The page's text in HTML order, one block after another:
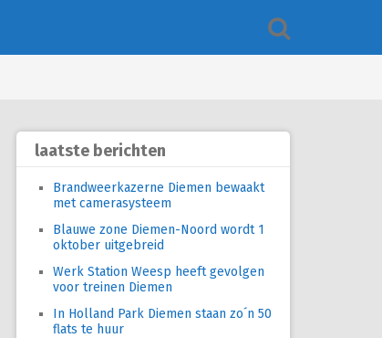
laatste berichten
Brandweerkazerne Diemen bewaakt
met camerasysteem
Blauwe zone Diemen-Noord wordt 1
oktober uitgebreid
Werk Station Weesp heeft gevolgen
voor treinen Diemen
In Holland Park Diemen staan zo´n 50
flats te huur